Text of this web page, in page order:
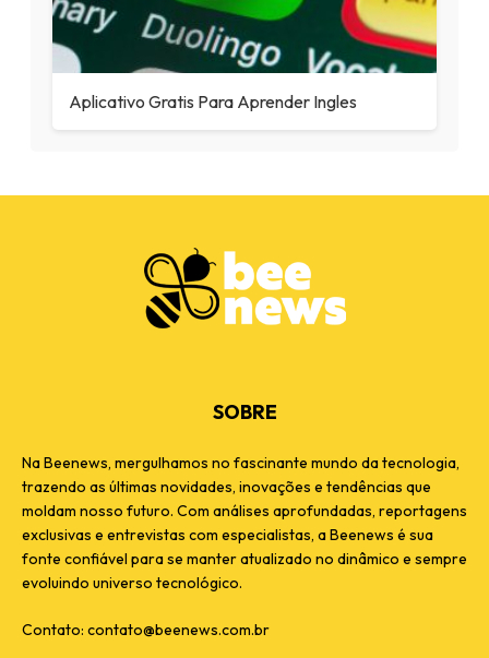
Aplicativo Gratis Para Aprender Ingles
SOBRE
Na Beenews, mergulhamos no fascinante mundo da tecnologia,
trazendo as últimas novidades, inovações e tendências que
moldam nosso futuro. Com análises aprofundadas, reportagens
exclusivas e entrevistas com especialistas, a Beenews é sua
fonte confiável para se manter atualizado no dinâmico e sempre
evoluindo universo tecnológico.
Contato: contato@beenews.com.br